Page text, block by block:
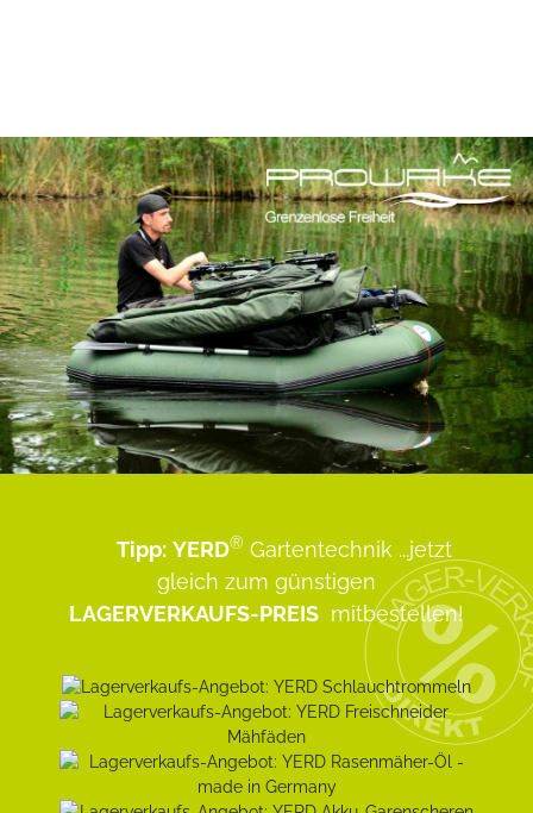
Tipp: YERD® Gartentechnik ...jetzt
gleich zum günstigen
LAGERVERKAUFS-PREIS mitbestellen!